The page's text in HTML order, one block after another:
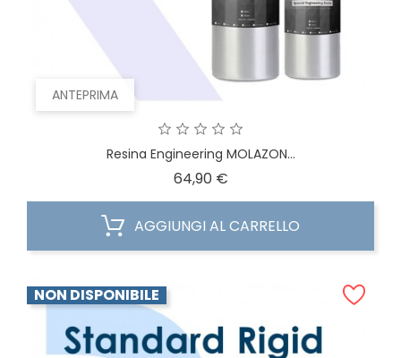
ANTEPRIMA
Resina Engineering MOLAZON...
64,90 €Prezzo
AGGIUNGI AL CARRELLO
NON DISPONIBILE